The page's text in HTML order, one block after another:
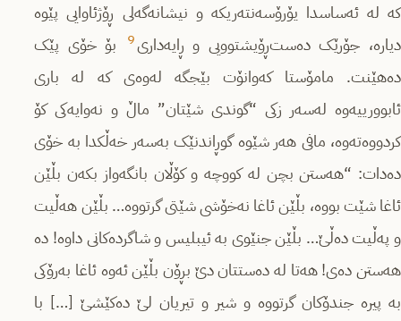
کە لە ئەساسدا یۆرۆسەنتەریکە و نیشانەگەلی ڕۆژئاوایی پێوە
دیارە، جۆرێک دەست‌ڕۆیشتوویی و ڕایەداری9
بۆ خۆی پێک
دەهێنت. مامۆستا کەوانۆت بێجگە لەوەی کە لە باری
ئابوورییەوە لەسەر زکی “گوندی شێتان” ماڵ و نەوایەکی کۆ
کردووەتەوە، مافی هەر شێوە گوڕاندنێک بەسەر خەڵکدا بە خۆی
دەدات: “هەستن بچن لە کووچە و کۆڵان بانگەواز بکەن بڵێن
ئاغا شێت بووە، بڵێن ئاغا نەخۆشی شێتی گرتووە… بڵێن هەڵیت
و پەڵیت دەڵێ… بڵێن جنێوی بە ئیبلیس و شاگردەکانی داوە! دە
هەستن دەی! هەتا لە دەستتان دێ بڕۆن بڵێن ئەوە ئاغا بەرۆکی
بە پیرە جندۆکان گرتووە و شیر و تیریان لێ دەکێشێ […] با